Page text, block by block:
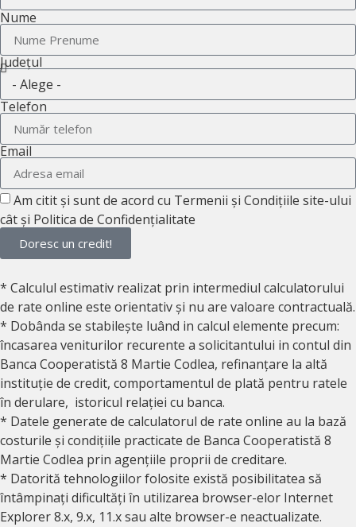
Nume
Județul
Telefon
Email
Am citit și sunt de acord cu Termenii și Condițiile site-ului
cât și Politica de Confidențialitate
Doresc un credit!
* Calculul estimativ realizat prin intermediul calculatorului
de rate online este orientativ și nu are valoare contractuală.
* Dobânda se stabilește luând in calcul elemente precum:
încasarea veniturilor recurente a solicitantului in contul din
Banca Cooperatistă 8 Martie Codlea, refinanțare la altă
instituție de credit, comportamentul de plată pentru ratele
în derulare, istoricul relației cu banca.
* Datele generate de calculatorul de rate online au la bază
costurile și condițiile practicate de Banca Cooperatistă 8
Martie Codlea prin agențiile proprii de creditare.
* Datorită tehnologiilor folosite există posibilitatea să
întâmpinați dificultăți în utilizarea browser-elor Internet
Explorer 8.x, 9.x, 11.x sau alte browser-e neactualizate.